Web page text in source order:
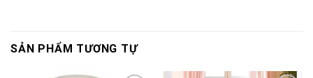
SẢN PHẨM TƯƠNG TỰ